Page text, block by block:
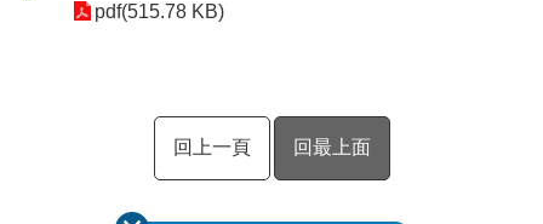
pdf(515.78 KB)
回上一頁 回最上面